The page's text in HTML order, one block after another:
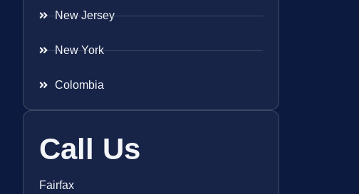
New Jersey
New York
Colombia
Call Us
Fairfax